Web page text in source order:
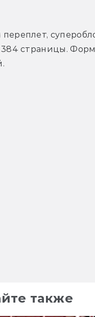
384 страницы.
также